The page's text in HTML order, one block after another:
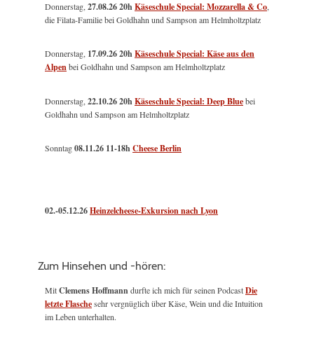
Donnerstag, 27.08.26 20hKäseschule Special: Mozzarella & Co
die Filata-Familie bei Goldhahn und Sampson am Helmholtzplatz
Donnerstag, 17.09.26 20hKäseschule Special: Käse aus den
Alpenbei Goldhahn und Sampson am Helmholtzplatz
Donnerstag, 22.10.26 20hKäseschule Special: Deep Bluebei
Goldhahn und Sampson am Helmholtzplatz
Sonntag08.11.26 11-18hCheese Berlin
02.-05.12.26Heinzelcheese-Exkursion nach Lyon
Zum Hinsehen und -hören:
MitClemens Hoffmanndurfte ich mich für seinen PodcastDie
letzte Flaschesehr vergnüglich über Käse, Wein und die Intuition
im Leben unterhalten.